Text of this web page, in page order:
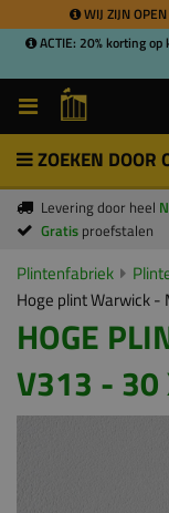
WIJ ZIJN
ACTIE: 20% korting
ZOEKEN DOOR
Levering door heel
Gratis proefstalen
Plintenfabriek
Hoge plint Warwick -
HOGE
V313 -